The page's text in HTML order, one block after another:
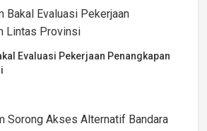
Evaluasi Pekerjaan Penangkapan